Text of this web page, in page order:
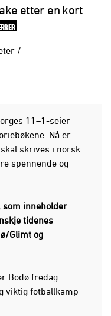
etter en kort
/
11–1-seier
Nå er
skrives i norsk
spennende og
som inneholder
tidenes
Glimt og
Bodø fredag
viktig fotballkamp